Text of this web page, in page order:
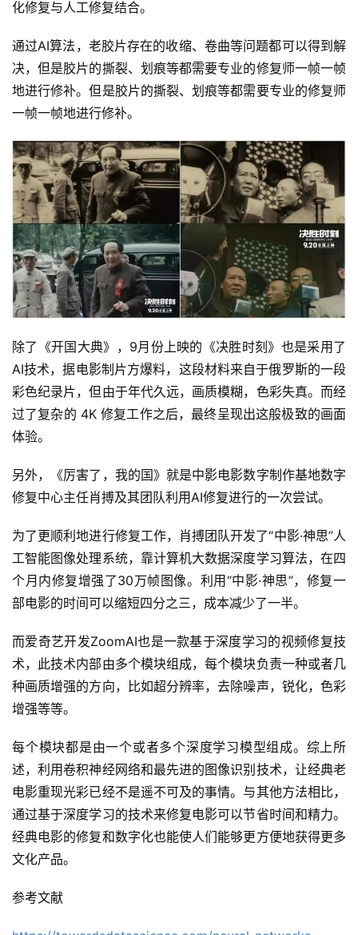
化修复与人工修复结合。
通过AI算法，老胶片存在的收缩、卷曲等问题都可以得到解
决，但是胶片的撕裂、划痕等都需要专业的修复师一帧一帧
地进行修补。但是胶片的撕裂、划痕等都需要专业的修复师
一帧一帧地进行修补。
除了《开国大典》，9月份上映的《决胜时刻》也是采用了
AI技术，据电影制片方爆料，这段材料来自于俄罗斯的一段
彩色纪录片，但由于年代久远，画质模糊，色彩失真。而经
过了复杂的 4K 修复工作之后，最终呈现出这般极致的画面
体验。
另外，《厉害了，我的国》就是中影电影数字制作基地数字
修复中心主任肖搏及其团队利用AI修复进行的一次尝试。
为了更顺利地进行修复工作，肖搏团队开发了“中影·神思”人
工智能图像处理系统，靠计算机大数据深度学习算法，在四
个月内修复增强了30万帧图像。利用“中影·神思”，修复一
部电影的时间可以缩短四分之三，成本减少了一半。
而爱奇艺开发ZoomAI也是一款基于深度学习的视频修复技
术，此技术内部由多个模块组成，每个模块负责一种或者几
种画质增强的方向，比如超分辨率，去除噪声，锐化，色彩
增强等等。
每个模块都是由一个或者多个深度学习模型组成。综上所
述，利用卷积神经网络和最先进的图像识别技术，让经典老
电影重现光彩已经不是遥不可及的事情。与其他方法相比，
通过基于深度学习的技术来修复电影可以节省时间和精力。
经典电影的修复和数字化也能使人们能够更方便地获得更多
文化产品。
参考文献